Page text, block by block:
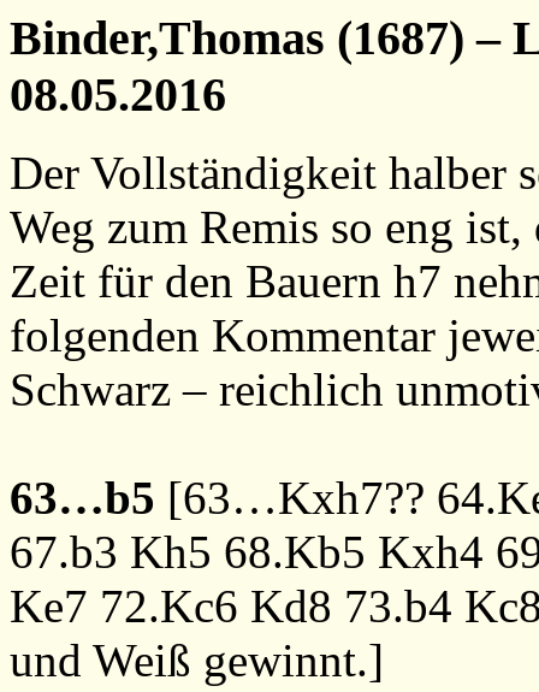
Binder,Thomas (1687) –
08.05.2016
Der Vollständigkeit halber
Weg zum Remis so eng
Zeit für den Bauern h7
folgenden Kommentar
Schwarz – reichlich
63…b5 [63…Kxh7??
67.b3 Kh5 68.Kb5 Kxh4
Ke7 72.Kc6 Kd8 73.b4
und Weiß gewinnt.]